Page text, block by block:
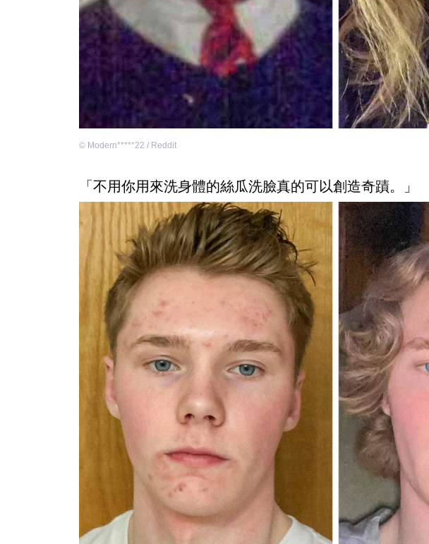
© Modern*****22 / Reddit
「不用你用來洗身體的絲瓜洗臉真的可以創造奇蹟。」